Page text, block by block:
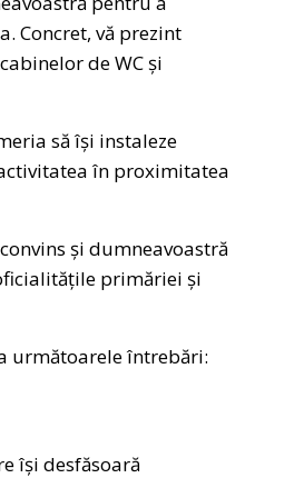
Concret, vă prezint
de WC și
să își instaleze
în proximitatea
și dumneavoastră
primăriei și
întrebări:
își desfăsoară